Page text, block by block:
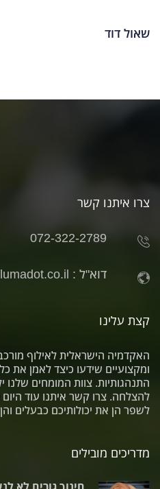
שאול דוד
צרו איתנו קשר
072-322-2789
דוא"ל :
מדריכים מובילים
קצת עלינו
האקדמיה הישראלית לאילוף
ומקצועיים שידעו כיצד לאמן את
התנהגותיות. צוות המומחים שלנו
להצלחה. צרו קשר איתנו עוד
לשפר הן את יכולותיכם כבעלים